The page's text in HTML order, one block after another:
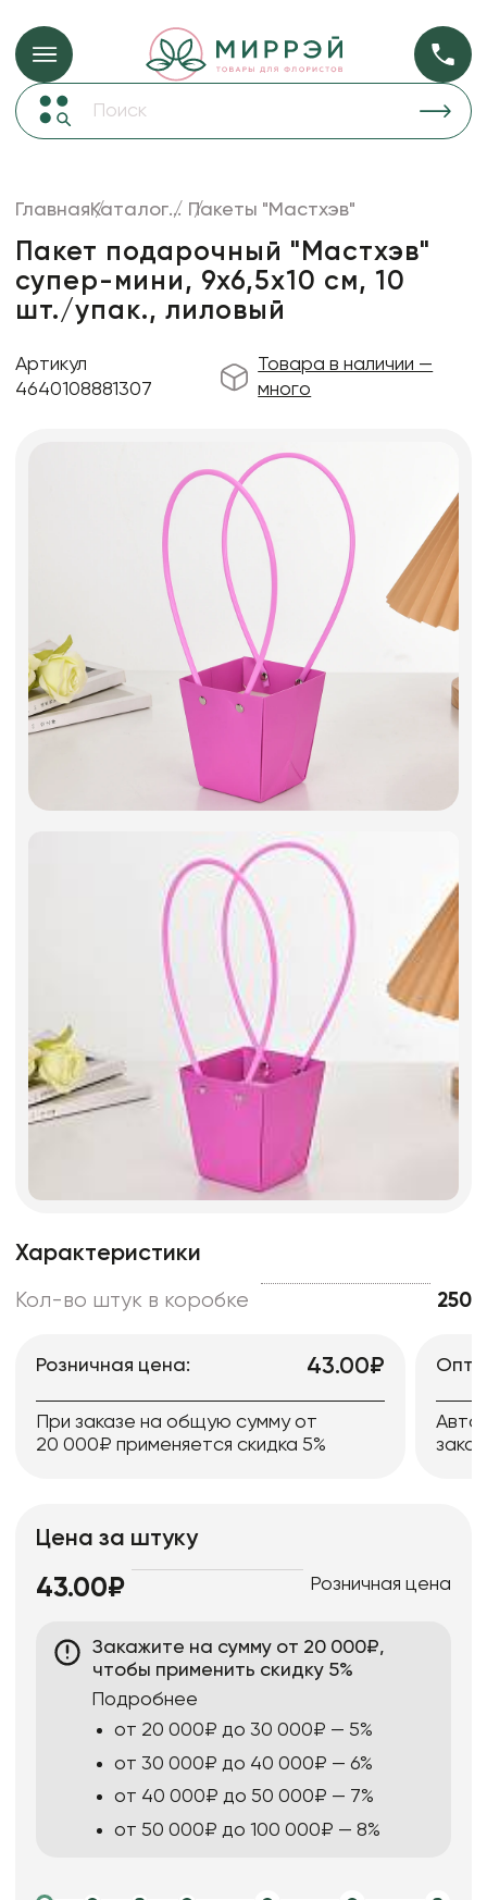
Упаковка для цветов и подарков Упаковка для
Пленка
прозрачная
Лента
Пакеты для цветов и подарков
Сухоцветы
ГлавнаяКаталог... Пакеты "Мастхэв"
Пакет подарочный "Мастхэв"
супер-мини, 9х6,5х10 см, 10
шт./упак., лиловый
Артикул
4640108881307
Товара в наличии —
много
Характеристики
Кол-во штук в коробке 250
Розничная цена: 43.00₽
При заказе на общую сумму от
20 000₽ применяется скидка 5%
Цена за штуку
43.00₽ Розничная цена
Закажите на сумму от 20 000₽,
чтобы применить скидку 5%
Подробнее
от 20 000₽ до 30 000₽ — 5%
от 30 000₽ до 40 000₽ — 6%
от 40 000₽ до 50 000₽ — 7%
от 50 000₽ до 100 000₽ — 8%